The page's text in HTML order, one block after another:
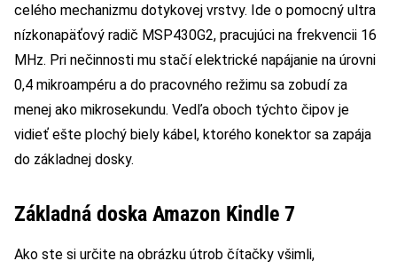
celého mechanizmu dotykovej vrstvy. Ide o pomocný ultra
nízkonapäťový radič MSP430G2, pracujúci na frekvencii 16
MHz. Pri nečinnosti mu stačí elektrické napájanie na úrovni
0,4 mikroampéru a do pracovného režimu sa zobudí za
menej ako mikrosekundu. Vedľa oboch týchto čipov je
vidieť ešte plochý biely kábel, ktorého konektor sa zapája
do základnej dosky.
Základná doska Amazon Kindle 7
Ako ste si určite na obrázku útrob čítačky všimli,